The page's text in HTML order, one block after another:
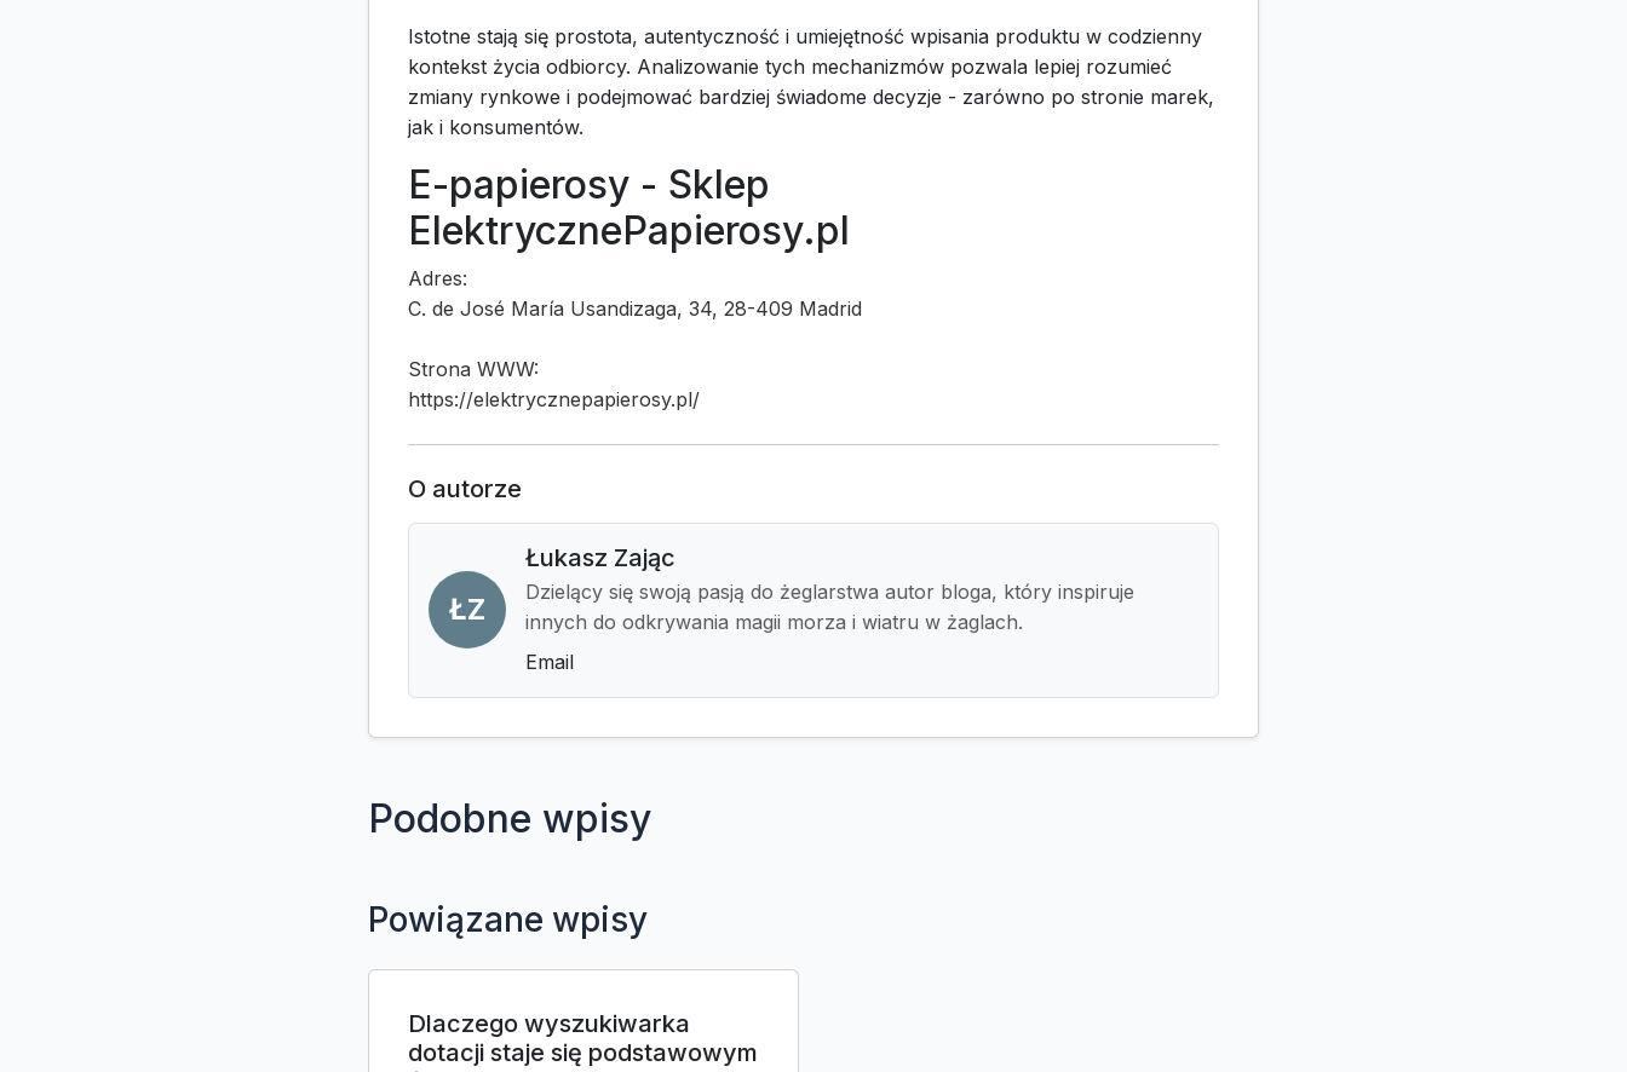
Istotne stają się prostota, autentyczność i umiejętność wpisania produktu w codzienny
kontekst życia odbiorcy. Analizowanie tych mechanizmów pozwala lepiej rozumieć
zmiany rynkowe i podejmować bardziej świadome decyzje - zarówno po stronie marek,
jak i konsumentów.
E-papierosy - Sklep
ElektrycznePapierosy.pl
Adres:
C. de José María Usandizaga, 34, 28-409 Madrid
Strona WWW:
https://elektrycznepapierosy.pl/
O autorze
ŁZ
Łukasz Zając
Dzielący się swoją pasją do żeglarstwa autor bloga, który inspiruje
innych do odkrywania magii morza i wiatru w żaglach.
Email
Podobne wpisy
Powiązane wpisy
Dlaczego wyszukiwarka
dotacji staje się podstawowym